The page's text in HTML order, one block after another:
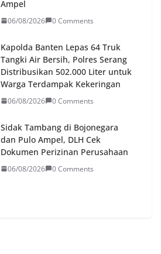
Ampel
06/08/2026 0 Comments
Kapolda Banten Lepas 64 Truk
Tangki Air Bersih, Polres Serang
Distribusikan 502.000 Liter untuk
Warga Terdampak Kekeringan
06/08/2026 0 Comments
Sidak Tambang di Bojonegara
dan Pulo Ampel, DLH Cek
Dokumen Perizinan Perusahaan
06/08/2026 0 Comments